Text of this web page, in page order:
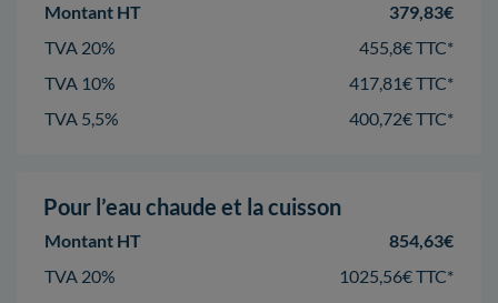
Montant HT
379,83€
TVA 20%
455,8€ TTC*
TVA 10%
417,81€ TTC*
TVA 5,5%
400,72€ TTC*
Pour l’eau chaude et la cuisson
Montant HT
854,63€
TVA 20%
1025,56€ TTC*